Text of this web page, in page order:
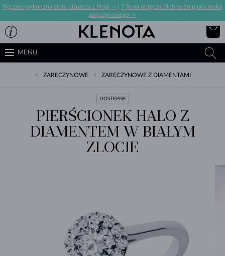
Ręcznie wykonana złota biżuteria z Pragi ->
7 % na obrączki ślubne do pierścionka
zaręczynowego ->
MENU
ZARĘCZYNOWE ZARĘCZYNOWE Z DIAMENTAMI
DOSTĘPNE
PIERŚCIONEK HALO Z
DIAMENTEM W BIAŁYM
ZŁOCIE